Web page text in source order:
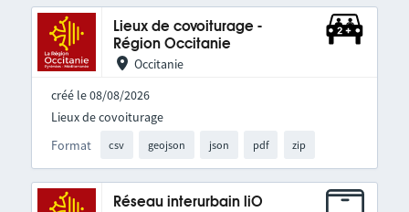
Lieux de covoiturage -
Région Occitanie
Occitanie
créé le 08/08/2026
Format csv geojson json pdf zip
Lieux de covoiturage
Réseau interurbain liO